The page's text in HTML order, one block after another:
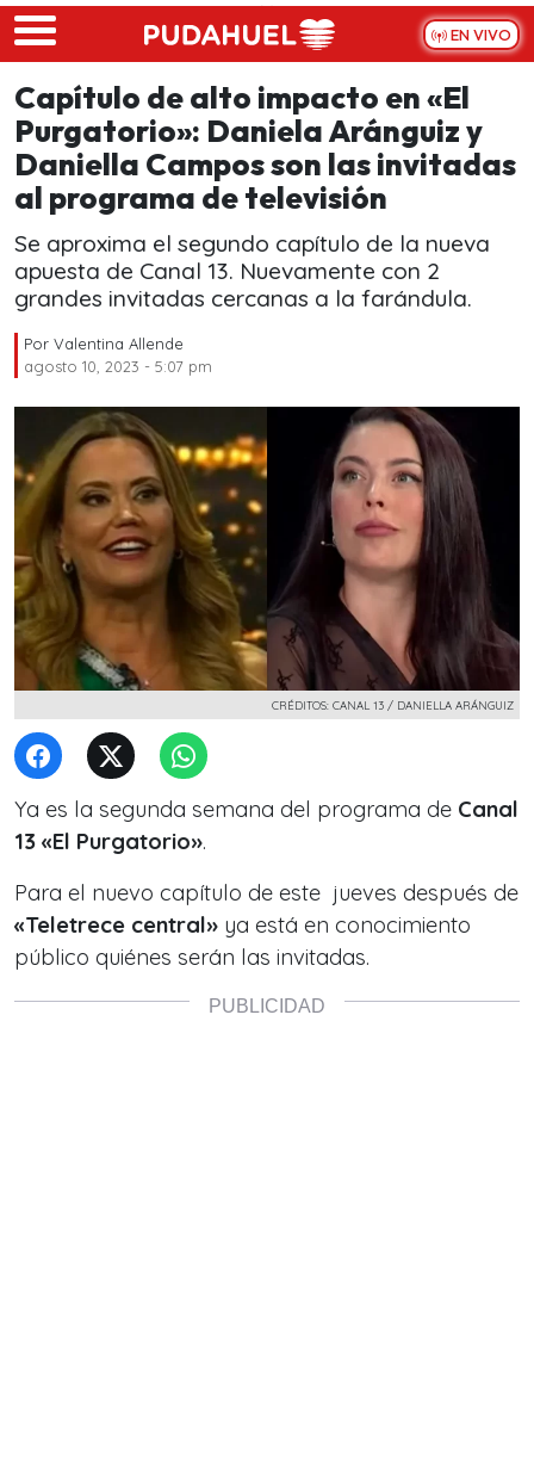
Skip to main content
EN VIVO
Capítulo de alto impacto en «El
Purgatorio»: Daniela Aránguiz y
Daniella Campos son las invitadas
al programa de televisión
Se aproxima el segundo capítulo de la nueva
apuesta de Canal 13. Nuevamente con 2
grandes invitadas cercanas a la farándula.
Por Valentina Allende
agosto 10, 2023 - 5:07 pm
CRÉDITOS: CANAL 13 / DANIELLA ARÁNGUIZ
Ya es la segunda semana del programa de Canal
13 «El Purgatorio».
Para el nuevo capítulo de este jueves después de
«Teletrece central» ya está en conocimiento
público quiénes serán las invitadas.